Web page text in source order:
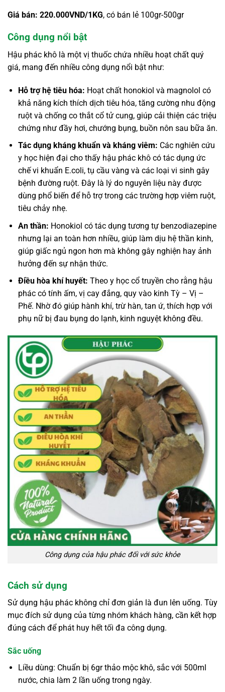
Giá bán: 220.000VND/1KG, có bán lẻ 100gr-500gr
Công dụng nổi bật
Hậu phác khô là một vị thuốc chứa nhiều hoạt chất quý
giá, mang đến nhiều công dụng nổi bật như:
Hỗ trợ hệ tiêu hóa: Hoạt chất honokiol và magnolol có
khả năng kích thích dịch tiêu hóa, tăng cường nhu động
ruột và chống co thắt cổ tử cung, giúp cải thiện các triệu
chứng như đầy hơi, chướng bụng, buồn nôn sau bữa ăn.
Tác dụng kháng khuẩn và kháng viêm: Các nghiên cứu
y học hiện đại cho thấy hậu phác khô có tác dụng ức
chế vi khuẩn E.coli, tụ cầu vàng và các loại vi sinh gây
bệnh đường ruột. Đây là lý do nguyên liệu này được
dùng phổ biến để hỗ trợ trong các trường hợp viêm ruột,
tiêu chảy nhẹ.
An thần: Honokiol có tác dụng tương tự benzodiazepine
nhưng lại an toàn hơn nhiều, giúp làm dịu hệ thần kinh,
giúp giấc ngủ ngon hơn mà không gây nghiện hay ảnh
hưởng đến sự nhận thức.
Điều hòa khí huyết: Theo y học cổ truyền cho rằng hậu
phác có tính ấm, vị cay đắng, quy vào kinh Tỳ – Vị –
Phế. Nhờ đó giúp hành khí, trừ hàn, tan ứ, thích hợp với
phụ nữ bị đau bụng do lạnh, kinh nguyệt không đều.
Công dụng của hậu phác đối với sức khỏe
Cách sử dụng
Sử dụng hậu phác không chỉ đơn giản là đun lên uống. Tùy
mục đích sử dụng của từng nhóm khách hàng, cần kết hợp
đúng cách để phát huy hết tối đa công dụng.
Sắc uống
Liều dùng: Chuẩn bị 6gr thảo mộc khô, sắc với 500ml
nước, chia làm 2 lần uống trong ngày.